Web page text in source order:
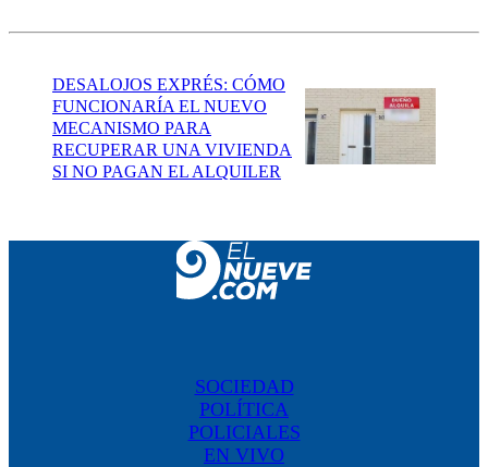
DESALOJOS EXPRÉS: CÓMO
FUNCIONARÍA EL NUEVO
MECANISMO PARA
RECUPERAR UNA VIVIENDA
SI NO PAGAN EL ALQUILER
SOCIEDAD
POLÍTICA
POLICIALES
EN VIVO